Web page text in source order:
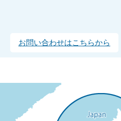
お問い合わせはこちらから